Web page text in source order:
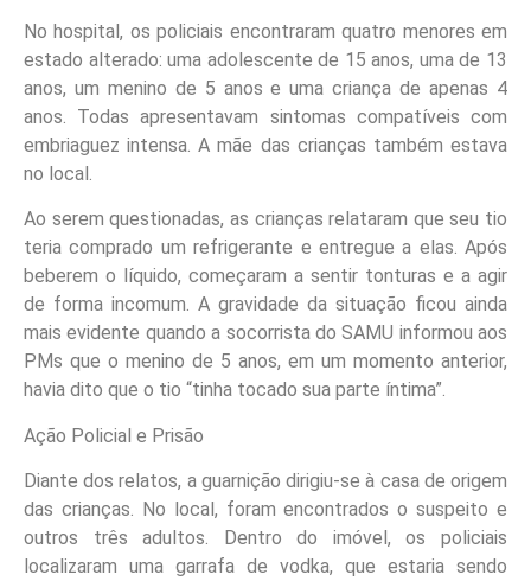
No hospital, os policiais encontraram quatro menores em
estado alterado: uma adolescente de 15 anos, uma de 13
anos, um menino de 5 anos e uma criança de apenas 4
anos. Todas apresentavam sintomas compatíveis com
embriaguez intensa. A mãe das crianças também estava
no local.
Ao serem questionadas, as crianças relataram que seu tio
teria comprado um refrigerante e entregue a elas. Após
beberem o líquido, começaram a sentir tonturas e a agir
de forma incomum. A gravidade da situação ficou ainda
mais evidente quando a socorrista do SAMU informou aos
PMs que o menino de 5 anos, em um momento anterior,
havia dito que o tio “tinha tocado sua parte íntima”.
Ação Policial e Prisão
Diante dos relatos, a guarnição dirigiu-se à casa de origem
das crianças. No local, foram encontrados o suspeito e
outros três adultos. Dentro do imóvel, os policiais
localizaram uma garrafa de vodka, que estaria sendo